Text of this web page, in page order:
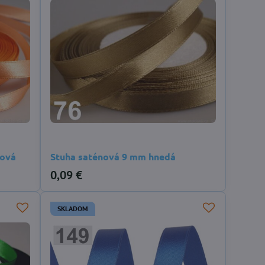
Stuha saténová 9 mm hnedá
0,09 €
SKLADOM